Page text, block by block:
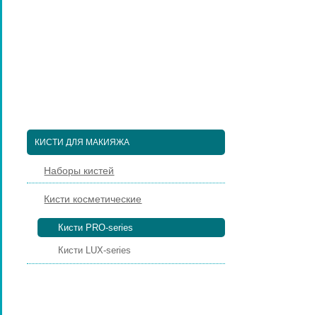
КИСТИ ДЛЯ МАКИЯЖА
Наборы кистей
Кисти косметические
Кисти PRO-series
Кисти LUX-series